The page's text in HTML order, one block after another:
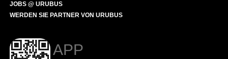
JOBS @ URUBUS
WERDEN SIE PARTNER VON URUBUS
APP